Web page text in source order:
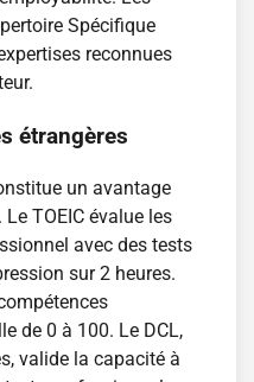
Spécifique
reconnues
étrangères
un avantage
TOEIC évalue les
avec des tests
sur 2 heures.
de 0 à 100. Le DCL,
valide la capacité à